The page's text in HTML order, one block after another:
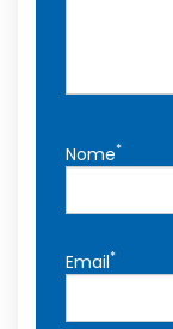
Nome*
Email*